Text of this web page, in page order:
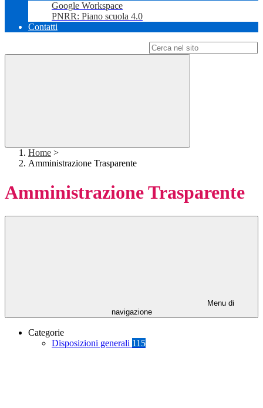
Google Workspace
PNRR: Piano scuola 4.0
Contatti
Home >
Amministrazione Trasparente
Amministrazione Trasparente
Menu di
navigazione
Categorie
Disposizioni generali 115